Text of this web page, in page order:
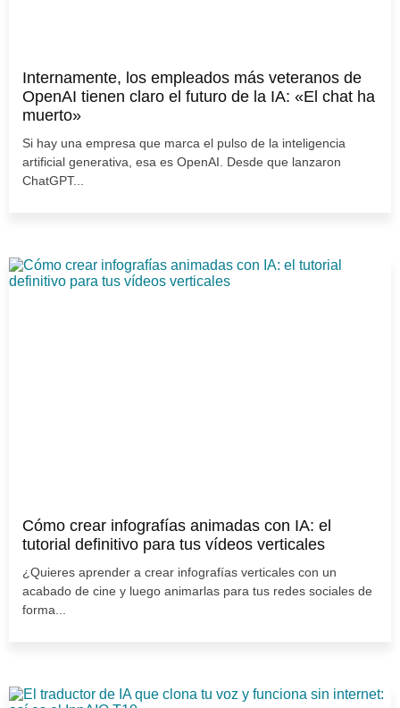
Internamente, los empleados más veteranos de
OpenAI tienen claro el futuro de la IA: «El chat ha
muerto»
Si hay una empresa que marca el pulso de la inteligencia
artificial generativa, esa es OpenAI. Desde que lanzaron
ChatGPT...
Cómo crear infografías animadas con IA: el
tutorial definitivo para tus vídeos verticales
¿Quieres aprender a crear infografías verticales con un
acabado de cine y luego animarlas para tus redes sociales de
forma...